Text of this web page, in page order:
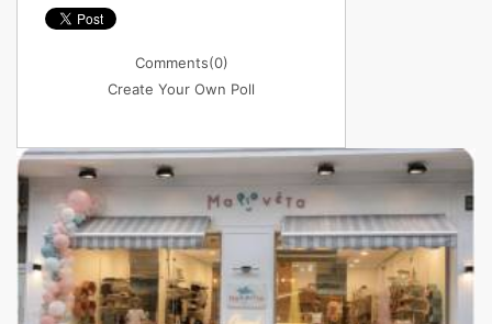
Comments(0)
Create Your Own Poll